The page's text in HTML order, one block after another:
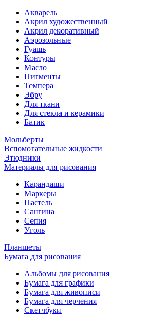
Акварель
Акрил художественный
Акрил декоративный
Аэрозольные
Гуашь
Контуры
Масло
Пигменты
Темпера
Эбру
Для ткани
Для стекла и керамики
Батик
Мольберты
Вспомогательные жидкости
Этюдники
Материалы для рисования
Карандаши
Маркеры
Пастель
Сангина
Сепия
Уголь
Планшеты
Бумага для рисования
Альбомы для рисования
Бумага для графики
Бумага для живописи
Бумага для черчения
Скетчбуки